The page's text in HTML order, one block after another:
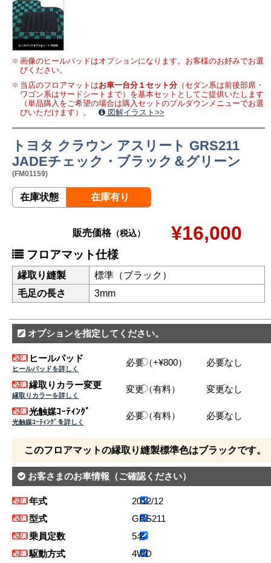
画像のヒールパッドはオプションになります。お客様のお好みでお選
びください。
当店のフロアマットはお車一台分１セット分（セダン系は前後部席・
ワゴン系はサードシートまで）を基本セットとしてご提供いたします
（単品購入をご希望の場合は購入セットのプルダウンメニューでお選
びいただけます）。
図解イラスト>>
トヨタ クラウン アスリート GRS211
JADEチェック・ブラック＆グリーン
(FM01159)
在庫状態 在庫有り
販売価格（税込） ¥16,000
フロアマット仕様
縁取り縫製
標準（ブラック）
毛足の長さ
3mm
オプションを指定してください。
ヒールパッド
ヒールパッドを詳しく
必要（+¥800） 必要なし
縁取りカラー変更
縁取りカラーを詳しく
変更（有料） 変更なし
光触媒ｺｰﾃｨﾝｸﾞ
光触媒ｺｰﾃｨﾝｸﾞを詳しく
必要（有料） 必要なし
このフロアマットの縁取り縫製標準色はブラックです。
お客さまのお車情報 （ご確認ください）
年式
2012/12
型式
GRS211
乗員定数
5名
駆動方式
4WD